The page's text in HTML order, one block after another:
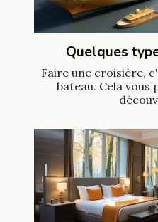
Quelques
Faire une croisière,
bateau. Cela vous